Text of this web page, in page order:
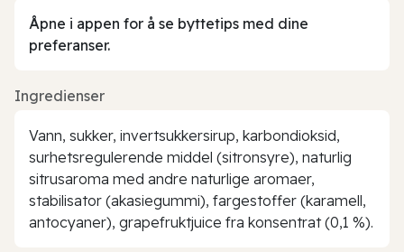
Åpne i appen for å se byttetips med dine
preferanser.
Ingredienser
Vann, sukker, invertsukkersirup, karbondioksid,
surhetsregulerende middel (sitronsyre), naturlig
sitrusaroma med andre naturlige aromaer,
stabilisator (akasiegummi), fargestoffer (karamell,
antocyaner), grapefruktjuice fra konsentrat (0,1 %).